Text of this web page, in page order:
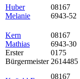
Huber
Melanie
08167
6943-52
Kern
Mathias
Erster
Bürgermeister
08167
6943-30
0175
2614485
08167